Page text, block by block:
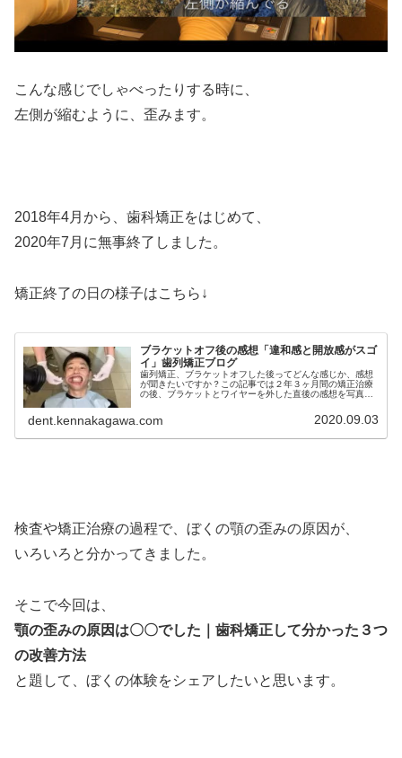
こんな感じでしゃべったりする時に、
左側が縮むように、歪みます。
2018年4月から、歯科矯正をはじめて、
2020年7月に無事終了しました。
矯正終了の日の様子はこちら↓
ブラケットオフ後の感想「違和感と開放感がスゴ
イ」歯列矯正ブログ
歯列矯正、ブラケットオフした後ってどんな感じか、感想
が聞きたいですか？この記事では２年３ヶ月間の矯正治療
の後、ブラケットとワイヤーを外した直後の感想を写真や
dent.kennakagawa.com 2020.09.03
検査や矯正治療の過程で、ぼくの顎の歪みの原因が、
いろいろと分かってきました。
そこで今回は、
顎の歪みの原因は〇〇でした｜歯科矯正して分かった３つ
の改善方法
と題して、ぼくの体験をシェアしたいと思います。